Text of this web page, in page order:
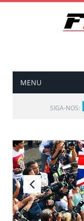
MENU
SIGA-NOS: